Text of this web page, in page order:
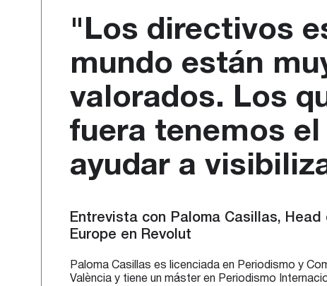
"Los directivos
mundo están
valorados. Los
fuera tenemos el
ayudar a
Entrevista con Paloma Casillas,
Europe en Revolut
Paloma Casillas es licenciada en Periodismo y
València y tiene un máster en Periodismo